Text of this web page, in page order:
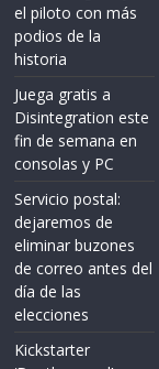
el piloto con más
podios de la
historia
Juega gratis a
Disintegration este
fin de semana en
consolas y PC
Servicio postal:
dejaremos de
eliminar buzones
de correo antes del
día de las
elecciones
Kickstarter